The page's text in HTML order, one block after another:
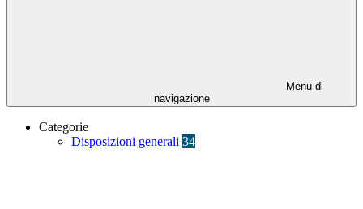
Menu di
navigazione
Categorie
Disposizioni generali 34